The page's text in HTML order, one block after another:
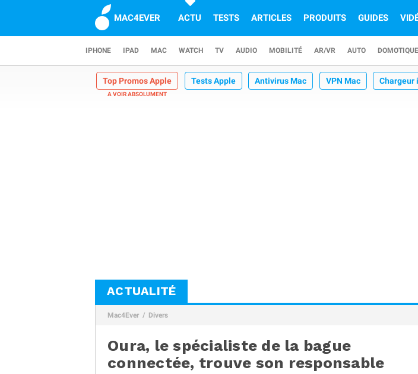
MAC4EVER ACTU TESTS ARTICLES PRODUITS GUIDES
IPHONE IPAD MAC WATCH TV AUDIO MOBILITÉ AR/VR AUTO DOMOTIQUE
Top Promos Apple Tests Apple Antivirus Mac VPN Mac Chargeur
ACTUALITÉ
Mac4Ever Divers
Oura, le spécialiste de la bague
connectée, trouve son responsable